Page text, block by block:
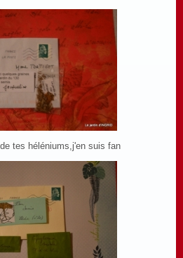
tes héléniums,j'en suis fan